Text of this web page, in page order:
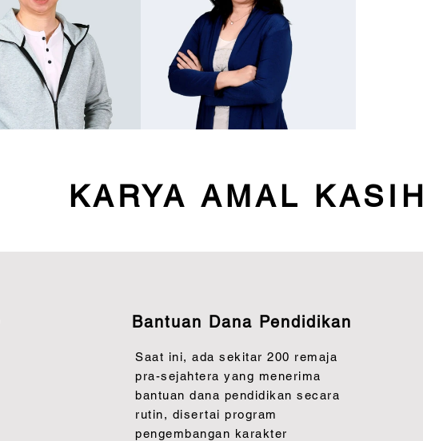
KARYA AMAL KASIH
Bantuan Dana Pendidikan
Saat ini, ada sekitar 200 remaja
pra-sejahtera yang menerima
bantuan dana pendidikan secara
rutin, disertai program
pengembangan karakter